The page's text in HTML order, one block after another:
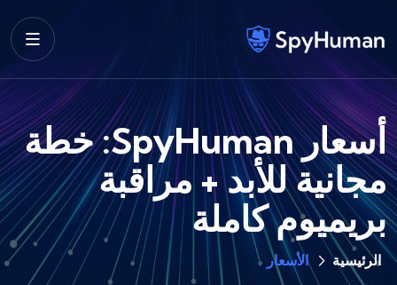
أسعار SpyHuman: خطة
مجانية للأبد + مراقبة
بريميوم كاملة
الرئيسية الأسعار